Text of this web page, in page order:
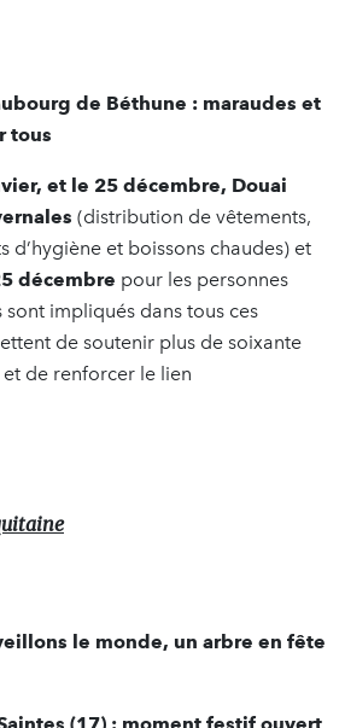
de Béthune : maraudes et
tous
et le 25 décembre, Douai
(distribution de vêtements,
d’hygiène et boissons chaudes) et
décembre pour les personnes
sont impliqués dans tous ces
de soutenir plus de soixante
de renforcer le lien
le monde, un arbre en fête